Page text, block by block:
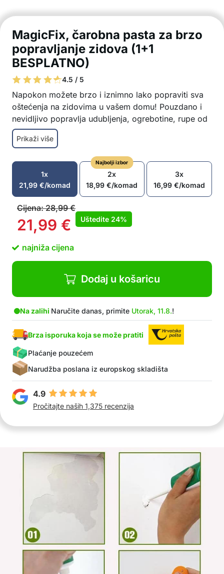
MagicFix, čarobna pasta za brzo
popravljanje zidova (1+1
BESPLATNO)
4.5 / 5
Napokon možete brzo i iznimno lako popraviti sva
oštećenja na zidovima u vašem domu! Pouzdano i
nevidljivo popravlja udubljenja, ogrebotine, rupe od
čavala, ljuštenje zidova, otpalu žbuku i sve ostalo
što može uništiti vaše prekrasne bijele zidove.
Izvrsna pokrivnost
Jednostavno i brzo
Vodootporno i otporno na plijesan
Izuzetna čvrstoća
U Paketu 1x pasta za popravak zidnih oštećenja
+ 1x GRATIS alat za nanošenje i izravnavanje +
1x pasta za popravak zidnih oštećenja + 1x
Prikaži više
1x
21,99 €/komad
Najbolji izbor
2x
18,99€/komad
3x
16,99€/komad
Cijena:28,99€
21,99 € Uštedite 24%
najniža cijena
Dodaj u košaricu
Na zalihi Naručite danas, primite Utorak, 11.8.!
Brza isporuka koja se može pratiti
Plaćanje pouzećem
Narudžba poslana iz europskog skladišta
4.9
Pročitajte naših 1,375 recenzija